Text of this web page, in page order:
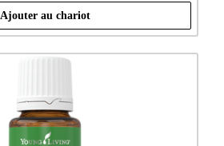
Ajouter au chariot